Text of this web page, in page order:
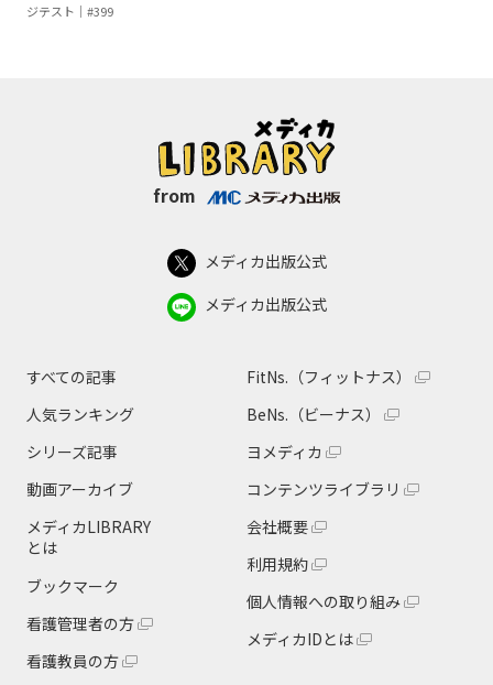
ジテスト｜#399
from
メディカ出版公式
メディカ出版公式
すべての記事
人気ランキング
シリーズ記事
動画アーカイブ
メディカLIBRARY
とは
ブックマーク
看護管理者の方
看護教員の方
FitNs.（フィットナス）
BeNs.（ビーナス）
ヨメディカ
コンテンツライブラリ
会社概要
利用規約
個人情報への取り組み
メディカIDとは